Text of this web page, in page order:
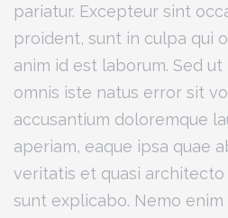
pariatur. Excepteur sint
proident, sunt in culpa qui
anim id est laborum. Sed
omnis iste natus error sit
accusantium doloremque
aperiam, eaque ipsa quae
veritatis et quasi
sunt explicabo. Nemo